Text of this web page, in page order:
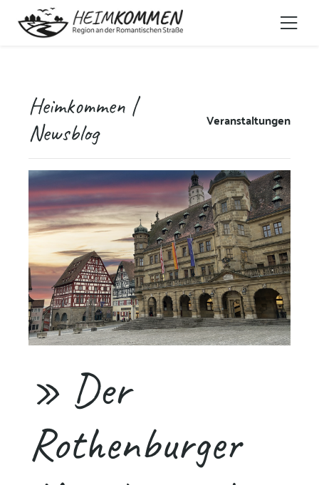
Heimkommen |
Newsblog
Veranstaltungen
» Der
Rothenburger